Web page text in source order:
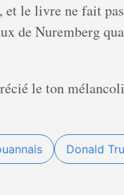
et le livre ne fait
de Nuremberg
le ton
Donald